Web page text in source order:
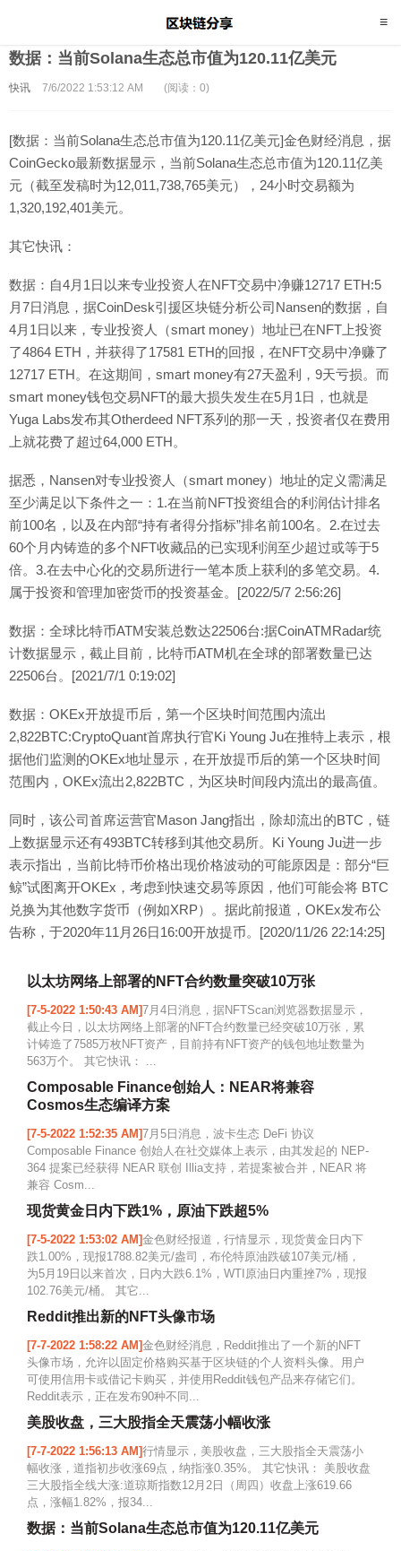
数据：当前Solana生态总市值为120.11亿美元
快讯 7/6/2022 1:53:12 AM (阅读：0)
[数据：当前Solana生态总市值为120.11亿美元]金色财经消息，据
CoinGecko最新数据显示，当前Solana生态总市值为120.11亿美
元（截至发稿时为12,011,738,765美元），24小时交易额为
1,320,192,401美元。
其它快讯：
数据：自4月1日以来专业投资人在NFT交易中净赚12717 ETH:5
月7日消息，据CoinDesk引援区块链分析公司Nansen的数据，自
4月1日以来，专业投资人（smart money）地址已在NFT上投资
了4864 ETH，并获得了17581 ETH的回报，在NFT交易中净赚了
12717 ETH。在这期间，smart money有27天盈利，9天亏损。而
smart money钱包交易NFT的最大损失发生在5月1日，也就是
Yuga Labs发布其Otherdeed NFT系列的那一天，投资者仅在费用
上就花费了超过64,000 ETH。
据悉，Nansen对专业投资人（smart money）地址的定义需满足
至少满足以下条件之一：1.在当前NFT投资组合的利润估计排名
前100名，以及在内部“持有者得分指标”排名前100名。2.在过去
60个月内铸造的多个NFT收藏品的已实现利润至少超过或等于5
倍。3.在去中心化的交易所进行一笔本质上获利的多笔交易。4.
属于投资和管理加密货币的投资基金。[2022/5/7 2:56:26]
数据：全球比特币ATM安装总数达22506台:据CoinATMRadar统
计数据显示，截止目前，比特币ATM机在全球的部署数量已达
22506台。[2021/7/1 0:19:02]
数据：OKEx开放提币后，第一个区块时间范围内流出
2,822BTC:CryptoQuant首席执行官Ki Young Ju在推特上表示，根
据他们监测的OKEx地址显示，在开放提币后的第一个区块时间
范围内，OKEx流出2,822BTC，为区块时间段内流出的最高值。
同时，该公司首席运营官Mason Jang指出，除却流出的BTC，链
上数据显示还有493BTC转移到其他交易所。Ki Young Ju进一步
表示指出，当前比特币价格出现价格波动的可能原因是：部分“巨
鲸”试图离开OKEx，考虑到快速交易等原因，他们可能会将 BTC
兑换为其他数字货币（例如XRP）。据此前报道，OKEx发布公
告称，于2020年11月26日16:00开放提币。[2020/11/26 22:14:25]
以太坊网络上部署的NFT合约数量突破10万张
[7-5-2022 1:50:43 AM]7月4日消息，据NFTScan浏览器数据显示，
截止今日，以太坊网络上部署的NFT合约数量已经突破10万张，累
计铸造了7585万枚NFT资产，目前持有NFT资产的钱包地址数量为
563万个。 其它快讯： ...
Composable Finance创始人：NEAR将兼容
Cosmos生态编译方案
[7-5-2022 1:52:35 AM]7月5日消息，波卡生态 DeFi 协议
Composable Finance 创始人在社交媒体上表示，由其发起的 NEP-
364 提案已经获得 NEAR 联创 Illia支持，若提案被合并，NEAR 将
兼容 Cosm...
现货黄金日内下跌1%，原油下跌超5%
[7-5-2022 1:53:02 AM]金色财经报道，行情显示，现货黄金日内下
跌1.00%，现报1788.82美元/盎司，布伦特原油跌破107美元/桶，
为5月19日以来首次，日内大跌6.1%，WTI原油日内重挫7%，现报
102.76美元/桶。 其它...
Reddit推出新的NFT头像市场
[7-7-2022 1:58:22 AM]金色财经消息，Reddit推出了一个新的NFT
头像市场，允许以固定价格购买基于区块链的个人资料头像。用户
可使用信用卡或借记卡购买，并使用Reddit钱包产品来存储它们。
Reddit表示，正在发布90种不同...
美股收盘，三大股指全天震荡小幅收涨
[7-7-2022 1:56:13 AM]行情显示，美股收盘，三大股指全天震荡小
幅收涨，道指初步收涨69点，纳指涨0.35%。 其它快讯： 美股收盘
三大股指全线大涨:道琼斯指数12月2日（周四）收盘上涨619.66
点，涨幅1.82%，报34...
数据：当前Solana生态总市值为120.11亿美元